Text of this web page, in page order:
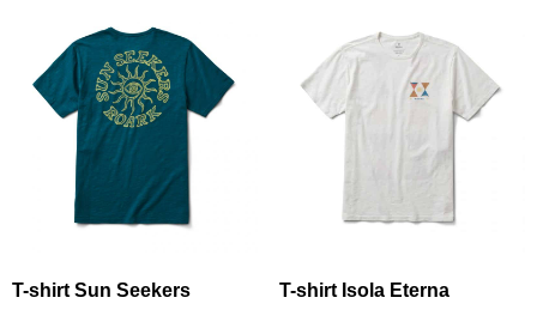
T-shirt Sun Seekers T-shirt Isola Eterna